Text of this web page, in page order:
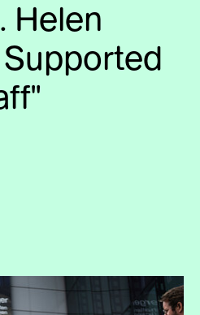
Helen